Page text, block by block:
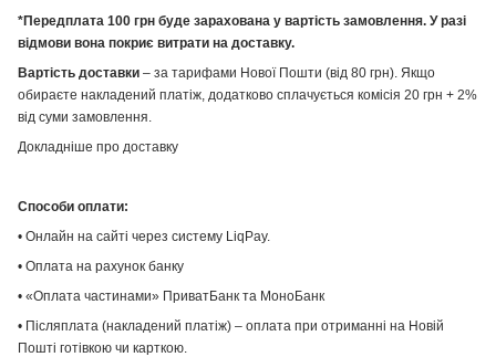
*Передплата 100 грн буде зарахована у вартість замовлення. У разі
відмови вона покриє витрати на доставку.
Вартість доставки – за тарифами Нової Пошти (від 80 грн). Якщо
обираєте накладений платіж, додатково сплачується комісія 20 грн + 2%
від суми замовлення.
Докладніше про доставку
Способи оплати:
• Онлайн на сайті через систему LiqPay.
• Оплата на рахунок банку
• «Оплата частинами» ПриватБанк та МоноБанк
• Післяплата (накладений платіж) – оплата при отриманні на Новій
Пошті готівкою чи карткою.